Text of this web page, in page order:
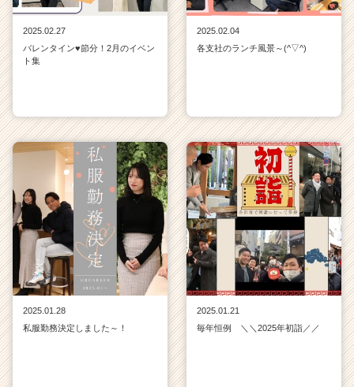
2025.02.27
バレンタイン♥節分！2月のイベン
ト集
2025.02.04
各支社のランチ風景～(^▽^)
2025.01.28
私服勤務決定しました～！
2025.01.21
毎年恒例 ＼＼2025年初詣／／